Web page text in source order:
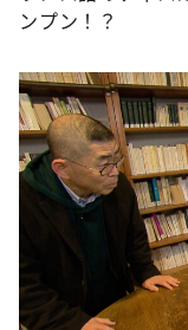
ンプン！？